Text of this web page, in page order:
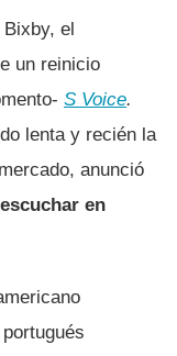
el
un reinicio
S Voice.
lenta y recién la
anunció
en